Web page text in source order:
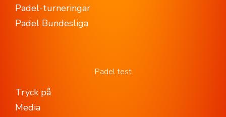
Padel-turneringar
Padel Bundesliga
Padel test
Tryck på
Media